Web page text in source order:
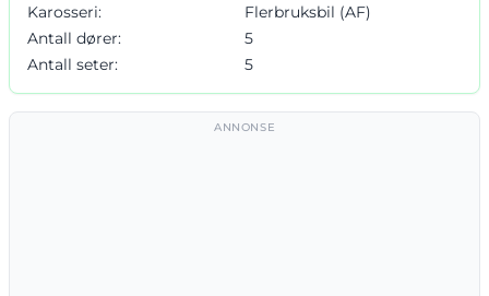
Karosseri:
Flerbruksbil (AF)
Antall dører:
5
Antall seter:
5
ANNONSE